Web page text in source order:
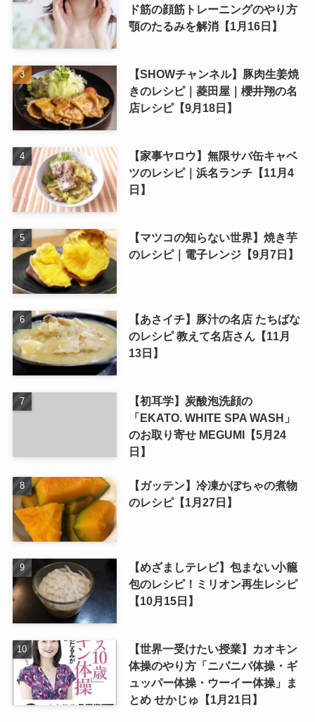
ド筋の顔筋トレーニングのやり方
顎のたるみを解消【1月16日】
【SHOWチャンネル】豚肉生姜焼
きのレシピ｜菱田屋｜櫻井翔の名
店レシピ【9月18日】
【家事ヤロウ】無限サバ缶キャベ
ツのレシピ｜浜名ランチ【11月4
日】
【マツコの知らない世界】焼き芋
のレシピ｜電子レンジ【9月7日】
【あさイチ】豚汁の名店 たちばな
のレシピ 教えて名店さん【11月
13日】
【初耳学】炭酸泡洗顔の
「EKATO. WHITE SPA WASH」
のお取り寄せ MEGUMI【5月24
日】
【ガッテン】冷凍かぼちゃの煮物
のレシピ【1月27日】
【めざましテレビ】包まない小籠
包のレシピ！ミリオン再生レシピ
【10月15日】
【世界一受けたい授業】カオキン
体操のやり方「ニパニパ体操・ギ
ュッパー体操・ウーイー体操」ま
とめ せかじゅ【1月21日】